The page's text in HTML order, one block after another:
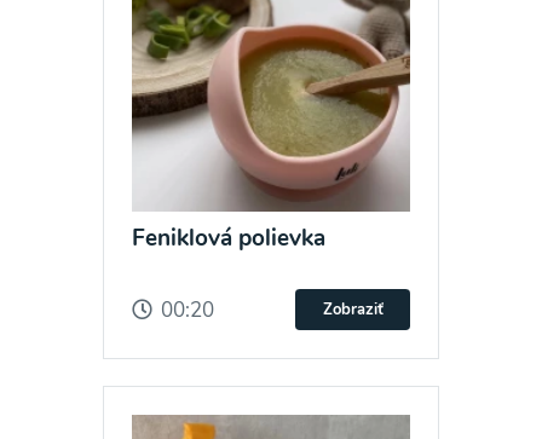
Feniklová polievka
00:20 Zobraziť